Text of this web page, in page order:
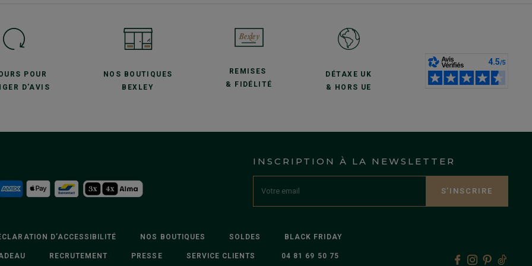
POUR
D'AVIS
NOS BOUTIQUES
BEXLEY
REMISES
& FIDÉLITÉ
DÉTAXE UK
& HORS UE
INSCRIPTION À LA NEWSLETTER
S’INSCRIRE
D’ACCESSIBILITÉ NOS BOUTIQUES SOLDES BLACK FRIDAY
RECRUTEMENT PRESSE SERVICE CLIENTS 04 81 69 50 75